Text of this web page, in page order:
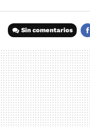
Sin comentarios